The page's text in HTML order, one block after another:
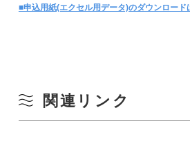
■申込用紙(エクセル用データ)のダウンロード
関連リンク